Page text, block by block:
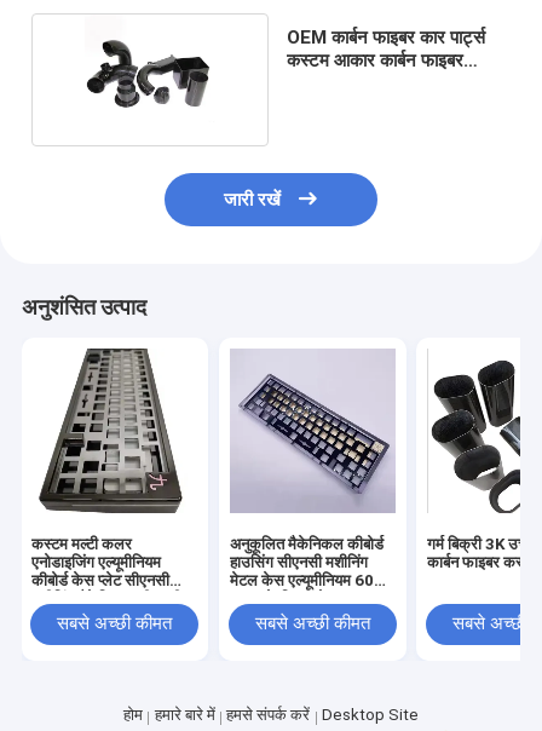
OEM कार्बन फाइबर कार पार्ट्स
कस्टम आकार कार्बन फाइबर
जारी रखें
अनुशंसित उत्पाद
कस्टम मल्टी कलर
एनोडाइजिंग एल्यूमीनियम
कीबोर्ड केस प्लेट सीएनसी
कीबोर्डसबसे अच्छी कीमत
अनुकूलित मैकेनिकल कीबोर्ड
हाउसिंग सीएनसी मशीनिंग
मेटल केस एल्यूमीनियम 60%
मैकेनिकल कीबोर्ड प्लेट
सबसे अच्छी कीमत
गर्म बिक्री 3K उच्च
कार्बन फाइबर कस्टम
सबसे अच्छी
होम हमारे बारे में हमसे संपर्क करें
Desktop Site